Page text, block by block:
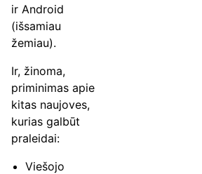
ir Android
(išsamiau
žemiau).
Ir, žinoma,
priminimas apie
kitas naujoves,
kurias galbūt
praleidai:
Viešojo